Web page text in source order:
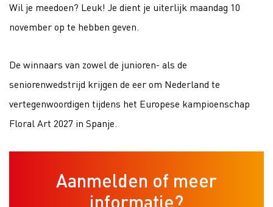
Wil je meedoen? Leuk! Je dient je uiterlijk maandag 10
november op te hebben geven.
De winnaars van zowel de junioren- als de
seniorenwedstrijd krijgen de eer om Nederland te
vertegenwoordigen tijdens het Europese kampioenschap
Floral Art 2027 in Spanje.
Aanmelden of meer
informatie?